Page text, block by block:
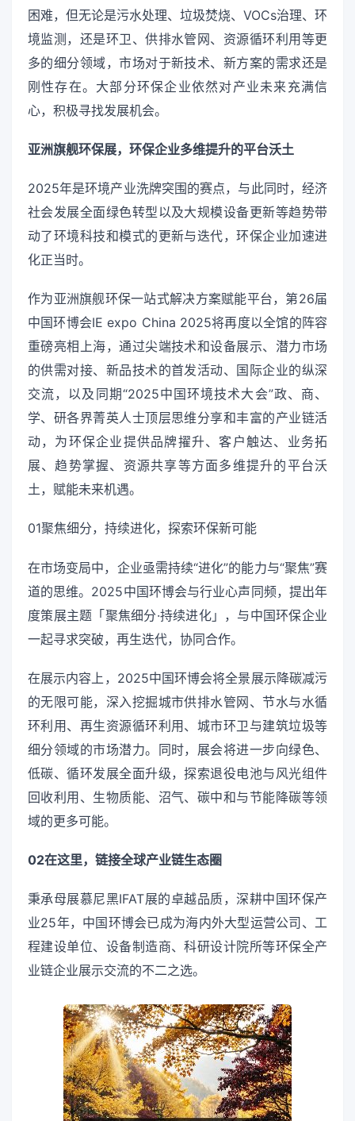
困难，但无论是污水处理、垃圾焚烧、VOCs治理、环
境监测，还是环卫、供排水管网、资源循环利用等更
多的细分领域，市场对于新技术、新方案的需求还是
刚性存在。大部分环保企业依然对产业未来充满信
心，积极寻找发展机会。
亚洲旗舰环保展，环保企业多维提升的平台沃土
2025年是环境产业洗牌突围的赛点，与此同时，经济
社会发展全面绿色转型以及大规模设备更新等趋势带
动了环境科技和模式的更新与迭代，环保企业加速进
化正当时。
作为亚洲旗舰环保一站式解决方案赋能平台，第26届
中国环博会IE expo China 2025将再度以全馆的阵容
重磅亮相上海，通过尖端技术和设备展示、潜力市场
的供需对接、新品技术的首发活动、国际企业的纵深
交流，以及同期“2025中国环境技术大会”政、商、
学、研各界菁英人士顶层思维分享和丰富的产业链活
动，为环保企业提供品牌擢升、客户触达、业务拓
展、趋势掌握、资源共享等方面多维提升的平台沃
土，赋能未来机遇。
01聚焦细分，持续进化，探索环保新可能
在市场变局中，企业亟需持续“进化”的能力与“聚焦”赛
道的思维。2025中国环博会与行业心声同频，提出年
度策展主题「聚焦细分·持续进化」，与中国环保企业
一起寻求突破，再生迭代，协同合作。
在展示内容上，2025中国环博会将全景展示降碳减污
的无限可能，深入挖掘城市供排水管网、节水与水循
环利用、再生资源循环利用、城市环卫与建筑垃圾等
细分领域的市场潜力。同时，展会将进一步向绿色、
低碳、循环发展全面升级，探索退役电池与风光组件
回收利用、生物质能、沼气、碳中和与节能降碳等领
域的更多可能。
02在这里，链接全球产业链生态圈
秉承母展慕尼黑IFAT展的卓越品质，深耕中国环保产
业25年，中国环博会已成为海内外大型运营公司、工
程建设单位、设备制造商、科研设计院所等环保全产
业链企业展示交流的不二之选。